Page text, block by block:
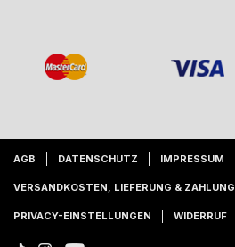
AGB DATENSCHUTZ IMPRESSUM
VERSANDKOSTEN, LIEFERUNG & ZAHLUNG
PRIVACY-EINSTELLUNGEN WIDERRUF